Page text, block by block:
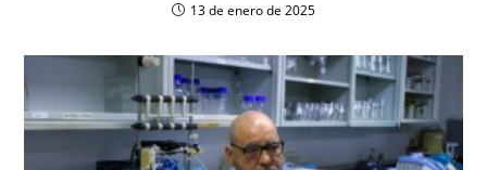
13 de enero de 2025